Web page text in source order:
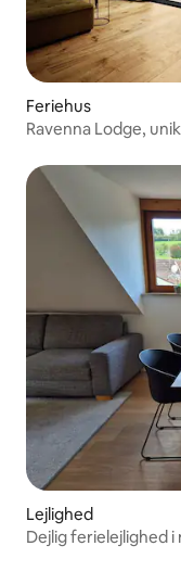
Feriehus
Ravenna Lodge,
Lejlighed
Dejlig ferielejlighed